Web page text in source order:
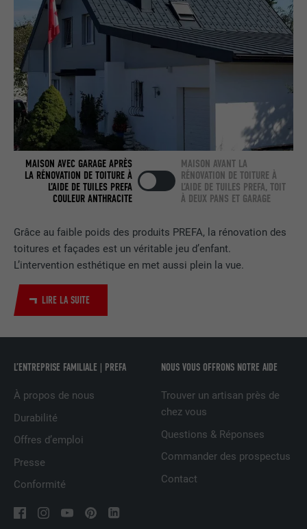
Grâce au faible poids des produits PREFA, la rénovation des
toitures et façades est un véritable jeu d’enfant.
L’intervention esthétique en met aussi plein la vue.
LIRE LA SUITE
MAISON AVEC GARAGE APRÈS
LA RÉNOVATION DE TOITURE À
L’AIDE DE TUILES PREFA
COULEUR ANTHRACITE
MAISON AVANT LA
RÉNOVATION DE TOITURE À
L’AIDE DE TUILES PREFA, TOIT
À DEUX PANS ET GARAGE
L’ENTREPRISE FAMILIALE | PREFA
À propos de nous
Durabilité
Offres d’emploi
Presse
Conformité
NOUS VOUS OFFRONS NOTRE AIDE
Trouver un artisan près de
chez vous
Questions & Réponses
Commander des prospectus
Contact
FOURNISSEUR LinkedIn
EXPIRATION
UTILITÉ
Utilisé par le service de réseau social
LinkedIn pour suivre l'utilisation de
services intégrés.
NOM bscookie
FOURNISSEUR LinkedIn
UTILITÉ
Utilisé par le service de réseau social
LinkedIn pour suivre l'utilisation de
EXPIRATION
UTILITÉ
plusieurs sites Internet afin d'afficher de
la publicité adaptée aux préférences de
NOM lidc